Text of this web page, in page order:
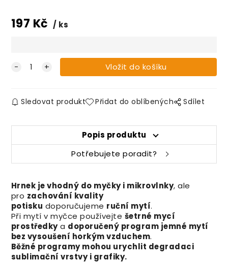
197 Kč ks
Sledovat produkt Přidat do oblíbených Sdílet
Popis produktu
Potřebujete poradit?
Hrnek je vhodný do myčky i mikrovlnky, ale
pro zachování kvality
potisku doporučujeme ruční mytí.
Při mytí v myčce používejte šetrné mycí
prostředkya doporučený program jemné mytí
bez vysoušení horkým vzduchem.
Běžné programy mohou urychlit degradaci
sublimační vrstvy i grafiky.